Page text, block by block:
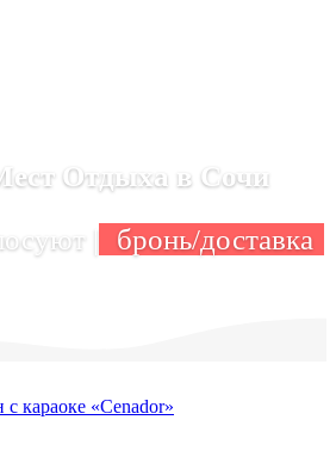
Отдыха в Сочи
|
бронь/доставка
караоке «Cenador»